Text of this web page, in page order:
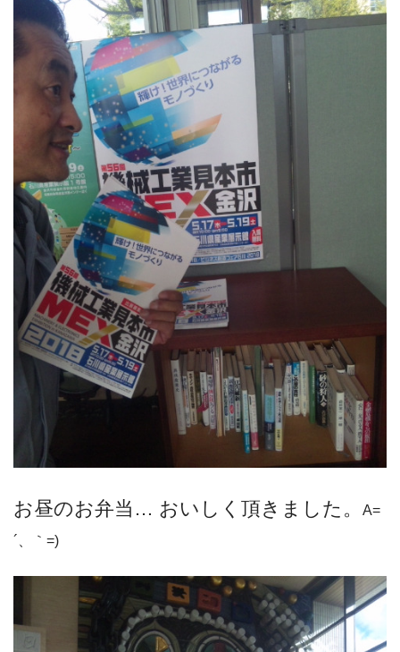
お昼のお弁当… おいしく頂きました。
A=
´、｀=)ゞ